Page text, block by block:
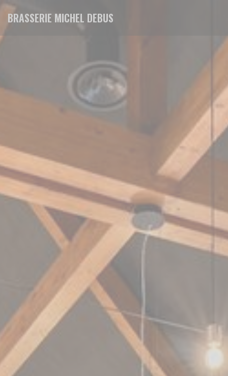
クッキー利用の管理について
BRASSERIE MICHEL DEBUS